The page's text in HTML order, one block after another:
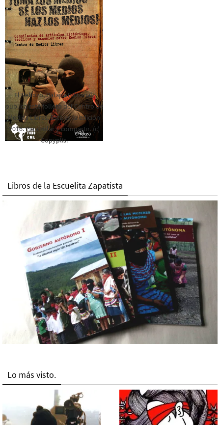
El Rebozo, Palapa Editorial,
publica este folleto del Centro de
Medios Libres. Esta es la edición
2016. Para rolar y compartir. (c)
Copyplis.
Libros de la Escuelita Zapatista
Lo más visto.